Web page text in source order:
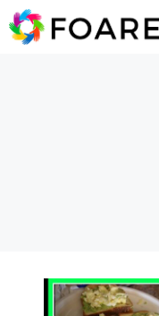
Saltar
al